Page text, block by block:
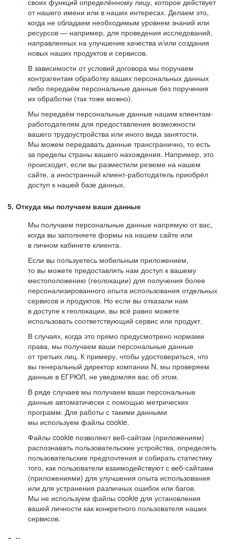
своих функций определённому лицу, которое действует
от нашего имени или в наших интересах. Делаем это,
когда не обладаем необходимым уровнем знаний или
ресурсов — например, для проведения исследований,
направленных на улучшение качества и/или создания
новых наших продуктов и сервисов.
В зависимости от условий договора мы поручаем
контрагентам обработку ваших персональных данных
либо передаём персональные данные без поручения
их обработки (так тоже можно).
Мы передаём персональные данные нашим клиентам-
работодателям для предоставления возможности
вашего трудоустройства или иного вида занятости.
Мы можем передавать данные трансгранично, то есть
за пределы страны вашего нахождения. Например, это
происходит, если вы разместили резюме на нашем
сайте, а иностранный клиент-работодатель приобрёл
доступ к нашей базе данных.
5. Откуда мы получаем ваши данные
Мы получаем персональные данные напрямую от вас,
когда вы заполняете формы на нашем сайте или
в личном кабинете клиента.
Если вы пользуетесь мобильным приложением,
то вы можете предоставлять нам доступ к вашему
местоположению (геолокации) для получения более
персонализированного опыта использования отдельных
сервисов и продуктов. Но если вы отказали нам
в доступе к геолокации, вы всё равно можете
использовать соответствующий сервис или продукт.
В случаях, когда это прямо предусмотрено нормами
права, мы получаем ваши персональные данные
от третьих лиц. К примеру, чтобы удостовериться, что
вы генеральный директор компании N, мы проверяем
данные в ЕГРЮЛ, не уведомляя вас об этом.
В ряде случаев мы получаем ваши персональные
данные автоматически с помощью метрических
программ. Для работы с такими данными
мы используем файлы cookie.
Файлы cookie позволяют веб-сайтам (приложениям)
распознавать пользовательские устройства, определять
пользовательские предпочтения и собирать статистику
того, как пользователи взаимодействуют с веб-сайтами
(приложениями) для улучшения опыта использования
или для устранения различных ошибок или багов.
Мы не используем файлы cookie для установления
вашей личности как конкретного пользователя наших
сервисов.